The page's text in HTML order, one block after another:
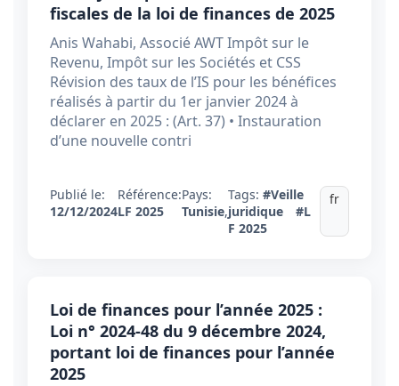
fiscales de la loi de finances de 2025
Anis Wahabi, Associé AWT Impôt sur le
Revenu, Impôt sur les Sociétés et CSS
Révision des taux de l’IS pour les bénéfices
réalisés à partir du 1er janvier 2024 à
déclarer en 2025 : (Art. 37) • Instauration
d’une nouvelle contri
Publié le:
12/12/2024
Référence:
LF 2025
Pays:
Tunisie,
Tags: #Veille
juridique
#L
F 2025
fr
Loi de finances pour l’année 2025 :
Loi n° 2024-48 du 9 décembre 2024,
portant loi de finances pour l’année
2025